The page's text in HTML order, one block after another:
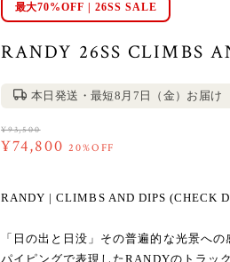
最大70%OFF | 26SS SALE
RANDY 26SS CLIMBS
本日発送・最短8月7日（金）お届け
¥93,500
¥74,800 20%OFF
RANDY | CLIMBS AND DIPS (CHECK
「日の出と日没」その普遍的な光景へ
パイピングで表現したRANDYのトラッ